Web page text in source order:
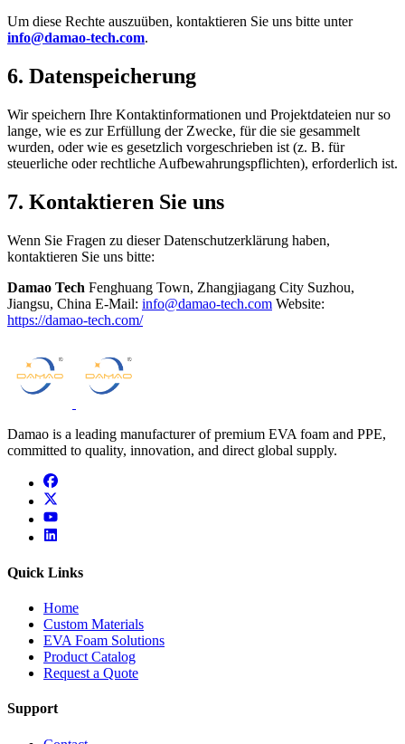
Um diese Rechte auszuüben, kontaktieren Sie uns bitte unter
info@damao-tech.com.
6. Datenspeicherung
Wir speichern Ihre Kontaktinformationen und Projektdateien nur so
lange, wie es zur Erfüllung der Zwecke, für die sie gesammelt
wurden, oder wie es gesetzlich vorgeschrieben ist (z. B. für
steuerliche oder rechtliche Aufbewahrungspflichten), erforderlich ist.
7. Kontaktieren Sie uns
Wenn Sie Fragen zu dieser Datenschutzerklärung haben,
kontaktieren Sie uns bitte:
Damao Tech Fenghuang Town, Zhangjiagang City Suzhou,
Jiangsu, China E-Mail: info@damao-tech.com Website:
https://damao-tech.com/
Damao is a leading manufacturer of premium EVA foam and PPE,
committed to quality, innovation, and direct global supply.
facebook
x
youtube
linkedin
Quick Links
Home
Custom Materials
EVA Foam Solutions
Product Catalog
Request a Quote
Support